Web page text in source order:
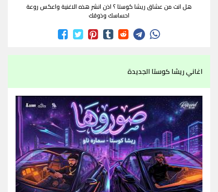
هل انت من عشاق ريشا كوستا ؟ اذن انشر هذه الاغنية واعكس روعة
احساسك وذوقك
اغاني ريشا كوستا الجديدة